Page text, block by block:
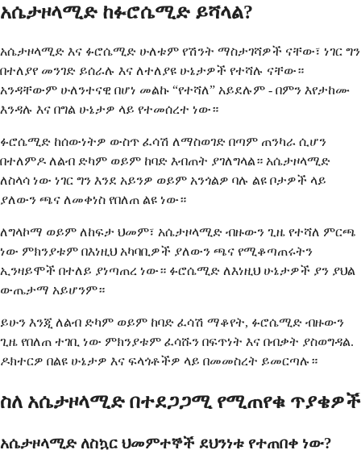
አሴታዞላሚድ ከፉሮሴሚድ ይሻላል?
አሴታዞላሚድ እና ፉሮሴሚድ ሁለቱም የሽንት ማስታገሻዎች ናቸው፣ ነገር ግን
በተለያየ መንገድ ይሰራሉ ​​እና ለተለያዩ ሁኔታዎች የተሻሉ ናቸው።
አንዳቸውም ሁለንተናዊ በሆነ መልኩ “የተሻለ” አይደሉም - በምን እየታከሙ
እንዳሉ እና በግል ሁኔታዎ ላይ የተመሰረተ ነው።
ፉሮሴሚድ ከሰውነትዎ ውስጥ ፈሳሽ ለማስወገድ በጣም ጠንካራ ሲሆን
በተለምዶ ለልብ ድካም ወይም ከባድ እብጠት ያገለግላል። አሴታዞላሚድ
ለስላሳ ነው ነገር ግን እንደ አይንዎ ወይም አንጎልዎ ባሉ ልዩ ቦታዎች ላይ
ያለውን ጫና ለመቀነስ የበለጠ ልዩ ነው።
ለግላኮማ ወይም ለከፍታ ህመም፣ አሴታዞላሚድ ብዙውን ጊዜ የተሻለ ምርጫ
ነው ምክንያቱም በእነዚህ አካባቢዎች ያለውን ጫና የሚቆጣጠሩትን
ኢንዛይሞች በተለይ ያነጣጠረ ነው። ፉሮሴሚድ ለእነዚህ ሁኔታዎች ያን ያህል
ውጤታማ አይሆንም።
ይሁን እንጂ ለልብ ድካም ወይም ከባድ ፈሳሽ ማቆየት, ፉሮሴሚድ ብዙውን
ጊዜ የበለጠ ተገቢ ነው ምክንያቱም ፈሳሹን በፍጥነት እና በብቃት ያስወግዳል.
ዶክተርዎ በልዩ ሁኔታዎ እና ፍላጎቶችዎ ላይ በመመስረት ይመርጣሉ።
ስለ አሴታዞላሚድ በተደጋጋሚ የሚጠየቁ ጥያቄዎች
አሴታዞላሚድ ለስኳር ህመምተኞች ደህንነቱ የተጠበቀ ነው?